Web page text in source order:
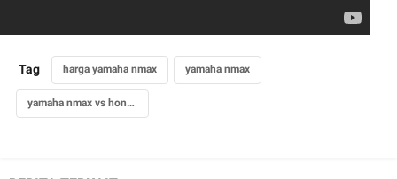
Tag harga yamaha nmax yamaha nmax
yamaha nmax vs honda pcx